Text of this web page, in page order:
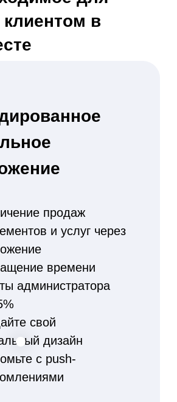
бумажного
код вы
и можете
продление